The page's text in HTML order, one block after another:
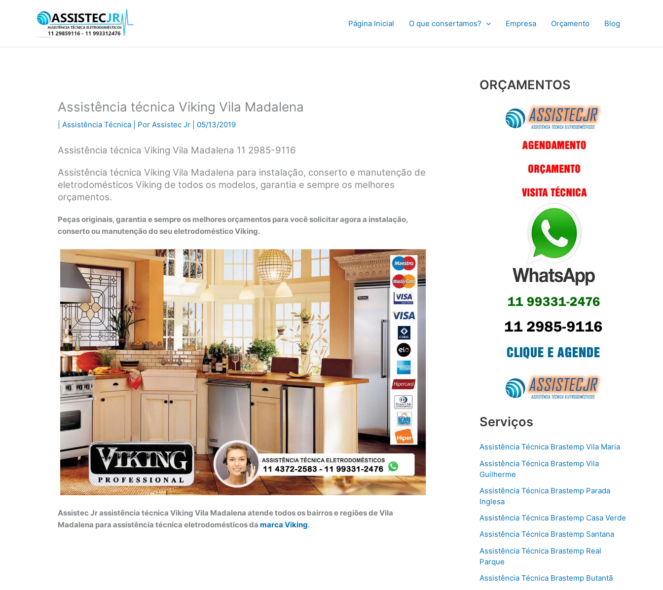
Página Inicial O que consertamos? Empresa Orçamento Blog
Assistência técnica Viking Vila Madalena
Assistência Técnica | Por Assistec Jr 05/13/2019
Assistência técnica Viking Vila Madalena 11 2985-9116
Assistência técnica Viking Vila Madalena para instalação, conserto e manutenção de
eletrodomésticos Viking de todos os modelos, garantia e sempre os melhores
orçamentos.
Peças originais, garantia e sempre os melhores orçamentos para você solicitar agora a instalação,
conserto ou manutenção do seu eletrodoméstico Viking.
Assistec Jr assistência técnica Viking Vila Madalena atende todos os bairros e regiões de Vila
Madalena para assistência técnica eletrodomésticos da marca Viking.
ORÇAMENTOS
Serviços
Assistência Técnica Brastemp Vila Maria
Assistência Técnica Brastemp Vila
Guilherme
Assistência Técnica Brastemp Parada
Inglesa
Assistência Técnica Brastemp Casa Verde
Assistência Técnica Brastemp Santana
Assistência Técnica Brastemp Real
Parque
Assistência Técnica Brastemp Butantã